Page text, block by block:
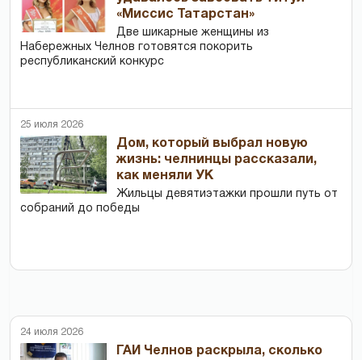
«Миссис Татарстан»
Две шикарные женщины из
Набережных Челнов готовятся покорить
республиканский конкурс
25 июля 2026
Дом, который выбрал новую
жизнь: челнинцы рассказали,
как меняли УК
Жильцы девятиэтажки прошли путь от
собраний до победы
24 июля 2026
ГАИ Челнов раскрыла, сколько